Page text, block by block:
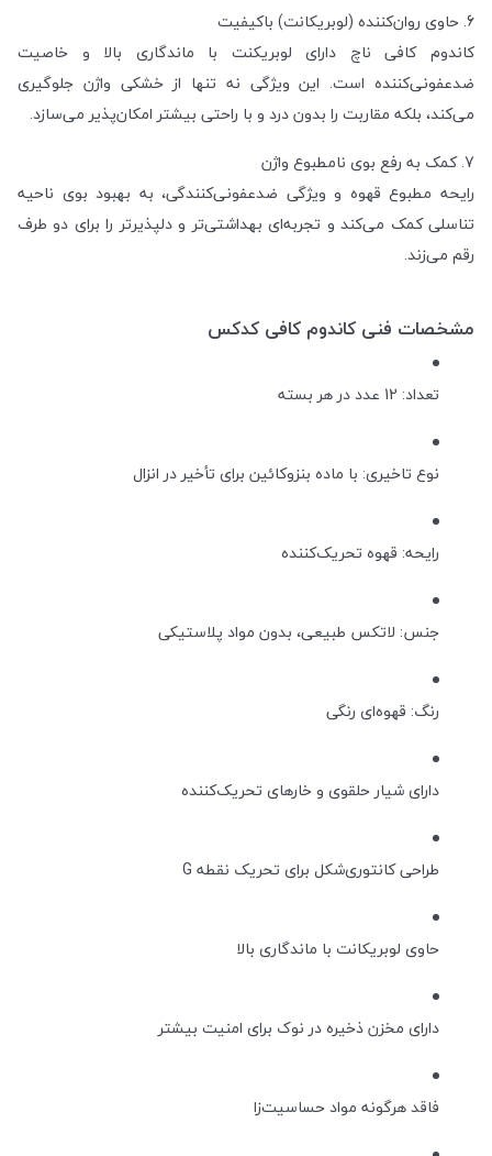
6. حاوی روان‌کننده (لوبریکانت) باکیفیت
کاندوم کافی ناچ دارای لوبریکنت با ماندگاری بالا و خاصیت
ضدعفونی‌کننده است. این ویژگی نه تنها از خشکی واژن جلوگیری
می‌کند، بلکه مقاربت را بدون درد و با راحتی بیشتر امکان‌پذیر می‌سازد.
7. کمک به رفع بوی نامطبوع واژن
رایحه مطبوع قهوه و ویژگی ضدعفونی‌کنندگی، به بهبود بوی ناحیه
تناسلی کمک می‌کند و تجربه‌ای بهداشتی‌تر و دلپذیرتر را برای دو طرف
رقم می‌زند.
مشخصات فنی کاندوم کافی کدکس
تعداد: 12 عدد در هر بسته
نوع تاخیری: با ماده بنزوکائین برای تأخیر در انزال
رایحه: قهوه تحریک‌کننده
جنس: لاتکس طبیعی، بدون مواد پلاستیکی
رنگ: قهوه‌ای رنگی
دارای شیار حلقوی و خارهای تحریک‌کننده
طراحی کانتوری‌شکل برای تحریک نقطه G
حاوی لوبریکانت با ماندگاری بالا
دارای مخزن ذخیره در نوک برای امنیت بیشتر
فاقد هرگونه مواد حساسیت‌زا